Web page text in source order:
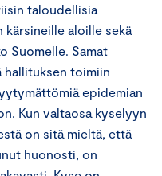
taloudellisia
aloille sekä
Suomelle. Samat
toimiin
epidemian
Kun valtaosa kyselyyn
on sitä mieltä, että
huonosti, on